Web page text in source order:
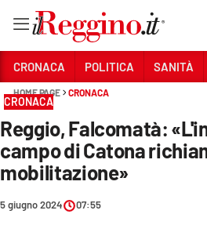
Sezioni
CRONACA
POLITICA
SANITÀ
CRONACA POLITICA SANITÀ
HOME PAGE CRONACA
CRONACA
Reggio, Falcomatà:
campo di Catona
mobilitazione»
5 giugno 2024 07:55